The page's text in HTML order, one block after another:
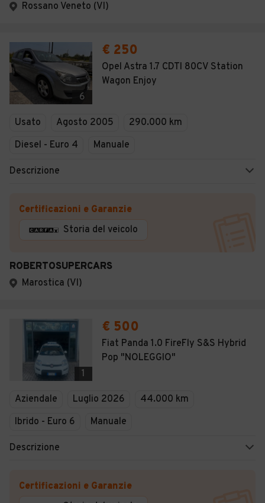
Rossano Veneto (VI)
6
€ 250
Opel Astra 1.7 CDTI 80CV Station
Wagon Enjoy
Usato Agosto 2005
290.000 km
Diesel - Euro 4
Manuale
Descrizione
Certificazioni e Garanzie
Storia del veicolo
ROBERTOSUPERCARS
Marostica (VI)
1
€ 500
Fiat Panda 1.0 FireFly S&S Hybrid
Pop "NOLEGGIO"
Aziendale Luglio 2026
44.000 km
Ibrido - Euro 6
Manuale
Descrizione
Certificazioni e Garanzie